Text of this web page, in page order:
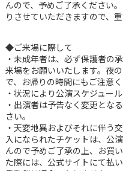
んので、予めご了承ください
りさせていただきますので、
◆ご来場に際して
・未成年者は、必ず保護者の
来場をお願いいたします。夜
で、お帰りの時間にもご注意く
・状況により公演スケジュー
・出演者は予告なく変更とな
さい。
・天変地異およびそれに伴う
入になられたチケットは、公
んので予めご了承の上、お買
た際には、公式サイトにて払